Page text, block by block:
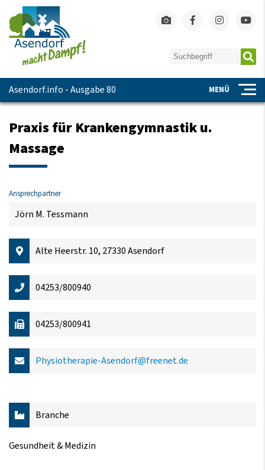
Asendorf.info - Ausgabe 80 MENÜ
Praxis für Krankengymnastik u.
Massage
Ansprechpartner
Jörn M. Tessmann
Alte Heerstr. 10, 27330 Asendorf
04253/800940
04253/800941
Physiotherapie-Asendorf@freenet.de
Branche
Gesundheit & Medizin